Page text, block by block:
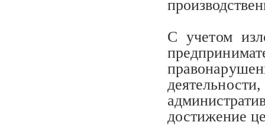
С учетом
достижение